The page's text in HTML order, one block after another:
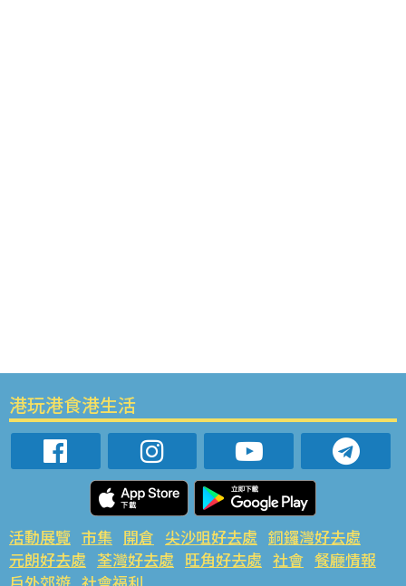
港玩港食港生活
活動展覽 市集 開倉 尖沙咀好去處 銅鑼灣好去處
元朗好去處 荃灣好去處 旺角好去處 社會 餐廳情報